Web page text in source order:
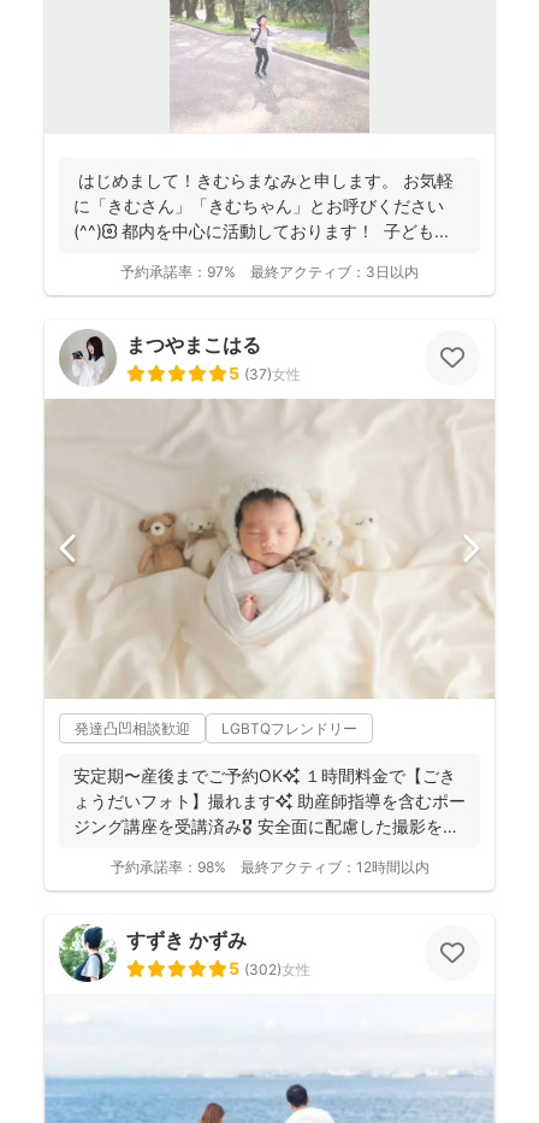
はじめまして！きむらまなみと申します。 お気軽
に「きむさん」「きむちゃん」とお呼びください
(^^)🌼 都内を中心に活動しております！ 子ども...
予約承諾率： 97% 最終アクティブ： 3日以内
まつやまこはる
5 (37)女性
発達凸凹相談歓迎 LGBTQフレンドリー
安定期〜産後までご予約OK✨ １時間料金で【ごき
ょうだいフォト】撮れます✨ 助産師指導を含むポー
ジング講座を受講済み🎖️ 安全面に配慮した撮影を行
予約承諾率： 98% 最終アクティブ： 12時間以内
すずき かずみ
5 (302)女性